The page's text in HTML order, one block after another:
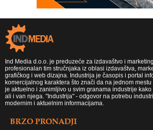
Ind Media d.o.o. je preduzeće za izdavaštvo i
profesionalan tim stručnjaka iz oblasi izdavaštva,
grafičkog i web dizajna. Industrija je časopis i portal
komercijalnog karaktera što znači da na jednom
je aktuelno i zanimljivo u svim granama industrije
ali i van njega. "Industrija" - odgovor na potrebu
modernim i aktuelnim informacijama.
BRZO PRONADJI